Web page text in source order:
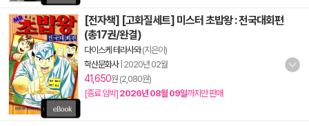
[전자책] [고화질세트] 미스터 초밥왕 : 전국대회편
(총17권/완결)
다이스케 테라사와(지은이)
학산문화사| 2020년 02월
41,650원 (2,080원)
[종료 임박] 2026년 08월 09일까지만 판매